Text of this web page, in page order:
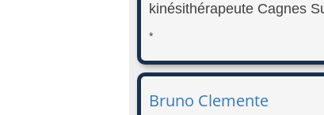
kinésithérapeute Cagnes
*
Bruno Clemente